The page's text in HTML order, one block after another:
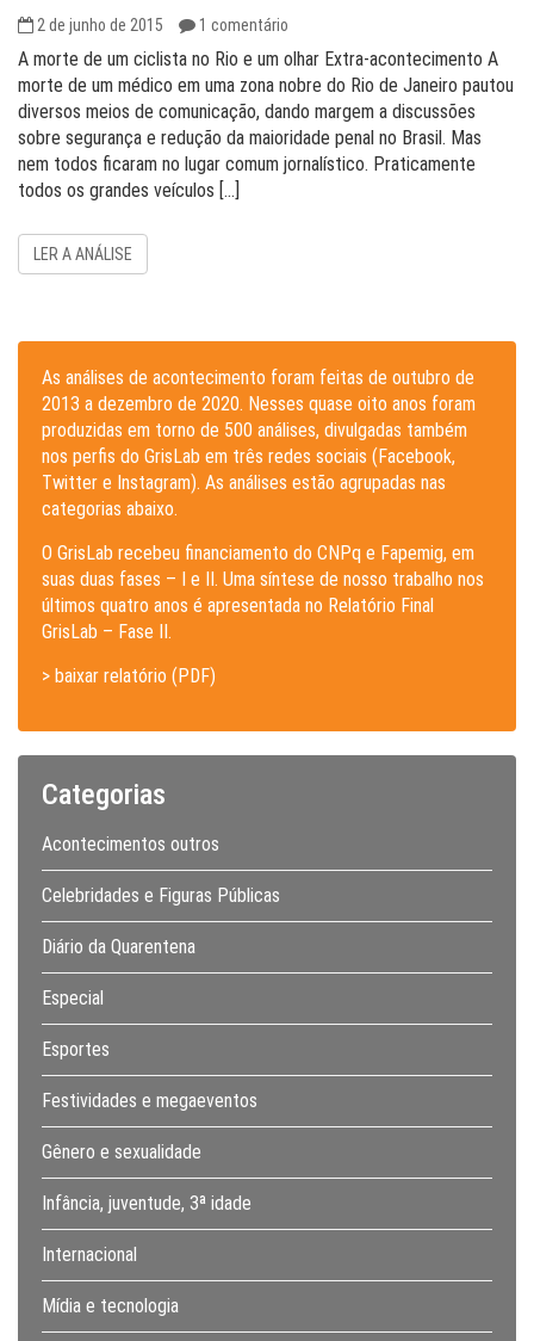
2 de junho de 2015 1 comentário
A morte de um ciclista no Rio e um olhar Extra-acontecimento A
morte de um médico em uma zona nobre do Rio de Janeiro pautou
diversos meios de comunicação, dando margem a discussões
sobre segurança e redução da maioridade penal no Brasil. Mas
nem todos ficaram no lugar comum jornalístico. Praticamente
todos os grandes veículos […]
LER A ANÁLISE
As análises de acontecimento foram feitas de outubro de
2013 a dezembro de 2020. Nesses quase oito anos foram
produzidas em torno de 500 análises, divulgadas também
nos perfis do GrisLab em três redes sociais (Facebook,
Twitter e Instagram). As análises estão agrupadas nas
categorias abaixo.
O GrisLab recebeu financiamento do CNPq e Fapemig, em
suas duas fases – I e II. Uma síntese de nosso trabalho nos
últimos quatro anos é apresentada no Relatório Final
GrisLab – Fase II.
> baixar relatório (PDF)
Categorias
Acontecimentos outros
Celebridades e Figuras Públicas
Diário da Quarentena
Especial
Esportes
Festividades e megaeventos
Gênero e sexualidade
Infância, juventude, 3ª idade
Internacional
Mídia e tecnologia